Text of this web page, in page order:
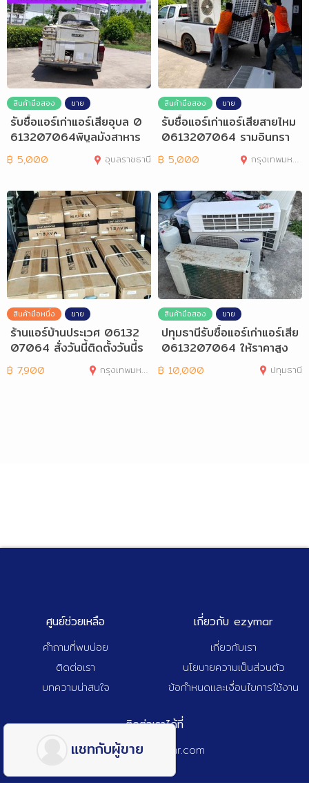
แชทกับผู้ขาย
สินค้ามือสอง ขาย
รับซื้อแอร์เก่าแอร์เสียอุบล 0
613207064พิบูลมังสาหาร
โขงเจียม
฿ 5,000 อุบลราชธานี
สินค้ามือสอง ขาย
รับซื้อแอร์เก่าแอร์เสียสายไหม
0613207064 รามอินทรา
บึงกุ่ม
฿ 5,000 กรุงเทพมหานคร
สินค้ามือหนึ่ง ขาย
ร้านแอร์บ้านประเวศ 06132
07064 สั่งวันนี้ติดตั้งวันนี้ร
าคาถูก
฿ 7,900 กรุงเทพมหานคร
สินค้ามือสอง ขาย
ปทุมธานีรับซื้อแอร์เก่าแอร์เสีย
0613207064 ให้ราคาสูง
฿ 10,000 ปทุมธานี
ศูนย์ช่วยเหลือ
คำถามที่พบบ่อย
ติดต่อเรา
บทความน่าสนใจ
เกี่ยวกับ ezymar
เกี่ยวกับเรา
นโยบายความเป็นส่วนตัว
ข้อกำหนดและเงื่อนไขการใช้งาน
ติดต่อเราได้ที่
admin@ezymar.com